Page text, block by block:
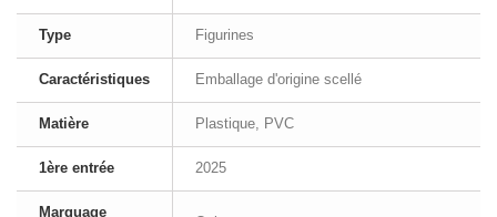
Type Figurines
Caractéristiques Emballage d'origine scellé
Matière Plastique, PVC
1ère entrée 2025
Marquage